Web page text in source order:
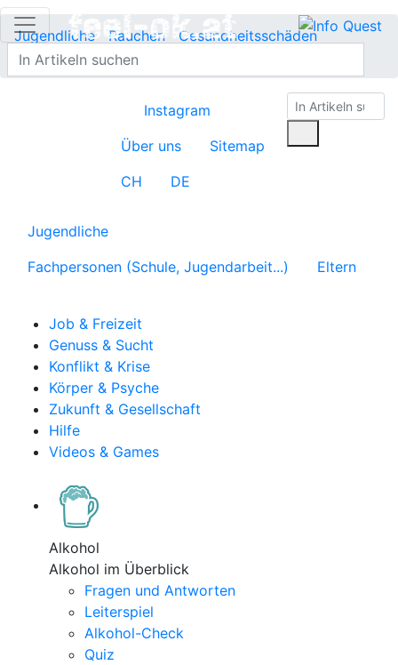
Jugendliche Rauchen
Gesundheitsschäden
Übersicht
Instagram
Über uns
Sitemap
CH
DE
Jugendliche
Fachpersonen (Schule, Jugendarbeit...)
Eltern
Job & Freizeit
Genuss & Sucht
Konflikt & Krise
Körper & Psyche
Zukunft & Gesellschaft
Hilfe
Videos & Games
Alkohol
Alkohol im Überblick
Fragen und Antworten
Leiterspiel
Alkohol-Check
Quiz